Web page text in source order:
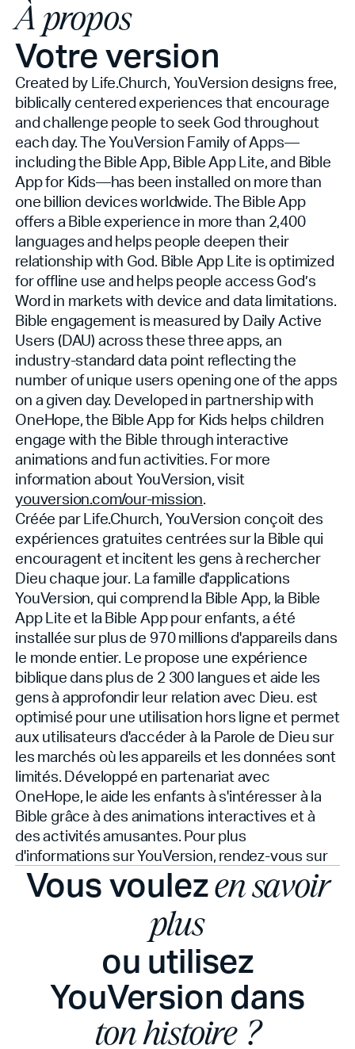
À propos
Votre version
Created by Life.Church, YouVersion designs free,
biblically centered experiences that encourage
and challenge people to seek God throughout
each day. The YouVersion Family of Apps—
including the Bible App, Bible App Lite, and Bible
App for Kids—has been installed on more than
one billion devices worldwide. The Bible App
offers a Bible experience in more than 2,400
languages and helps people deepen their
relationship with God. Bible App Lite is optimized
for offline use and helps people access God’s
Word in markets with device and data limitations.
Bible engagement is measured by Daily Active
Users (DAU) across these three apps, an
industry-standard data point reflecting the
number of unique users opening one of the apps
on a given day. Developed in partnership with
OneHope, the Bible App for Kids helps children
engage with the Bible through interactive
animations and fun activities. For more
information about YouVersion, visit
youversion.com/our-mission.
Créée par Life.Church, YouVersion conçoit des
expériences gratuites centrées sur la Bible qui
encouragent et incitent les gens à rechercher
Dieu chaque jour. La famille d'applications
YouVersion, qui comprend la Bible App, la Bible
App Lite et la Bible App pour enfants, a été
installée sur plus de 970 millions d'appareils dans
le monde entier. Le propose une expérience
biblique dans plus de 2 300 langues et aide les
gens à approfondir leur relation avec Dieu. est
optimisé pour une utilisation hors ligne et permet
aux utilisateurs d'accéder à la Parole de Dieu sur
les marchés où les appareils et les données sont
limités. Développé en partenariat avec
OneHope, le aide les enfants à s'intéresser à la
Bible grâce à des animations interactives et à
des activités amusantes. Pour plus
d'informations sur YouVersion, rendez-vous sur
Vous voulezen savoir
plus
ou utilisez
YouVersion dans
ton histoire ?